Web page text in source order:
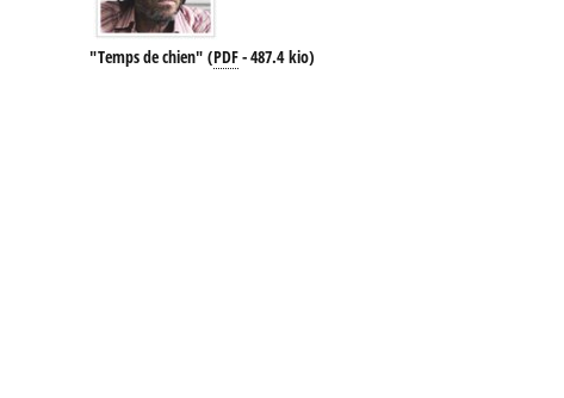
"Temps de chien" (PDF-487.4 kio)